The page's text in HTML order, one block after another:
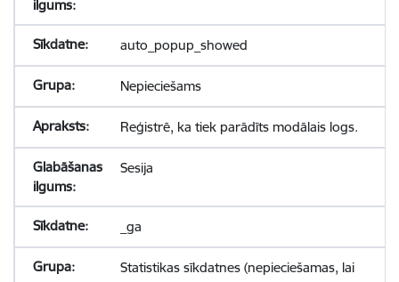
auto_popup_showed
Nepieciešams
Reģistrē, ka tiek parādīts modālais logs.
Sesija
_ga
Statistikas sīkdatnes (nepieciešamas, lai